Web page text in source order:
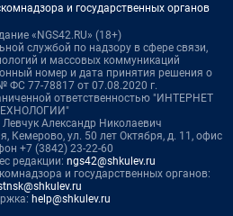
и государственных органов
«NGS42.RU» (18+)
службой по надзору в сфере связи,
и массовых коммуникаций
номер и дата принятия решения о
ФС 77-78817 от 07.08.2020 г.
ответственностью "ИНТЕРНЕТ
Александр Николаевич
Кемерово, ул. 50 лет Октября, д. 11, офис
+7 (3842) 23-22-60
редакции: ngs42@shkulev.ru
и государственных органов:
help@shkulev.ru